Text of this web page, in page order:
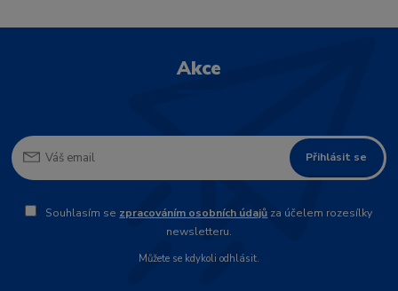
Akce
Přihlásit se
Souhlasím se zpracováním osobních údajů za účelem rozesílky
newsletteru.
Můžete se kdykoli odhlásit.